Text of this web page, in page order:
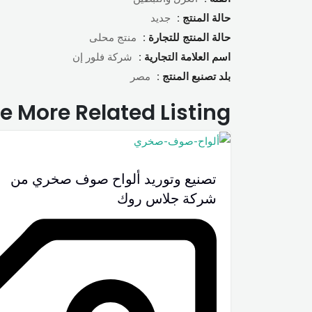
حالة المنتج :
جديد
حالة المنتج للتجارة :
منتج محلى
اسم العلامة التجارية :
شركة فلور إن
بلد تصنبع المنتج :
مصر
More Related Listing
تصنيع وتوريد ألواح صوف صخري من
شركة جلاس روك